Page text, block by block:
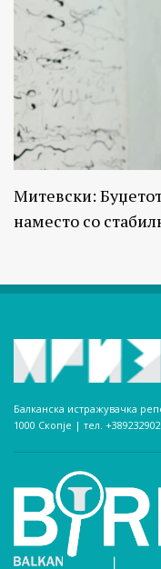
Митевски:
наместо со
Балканска истражувачка
1000 Скопје | тел.